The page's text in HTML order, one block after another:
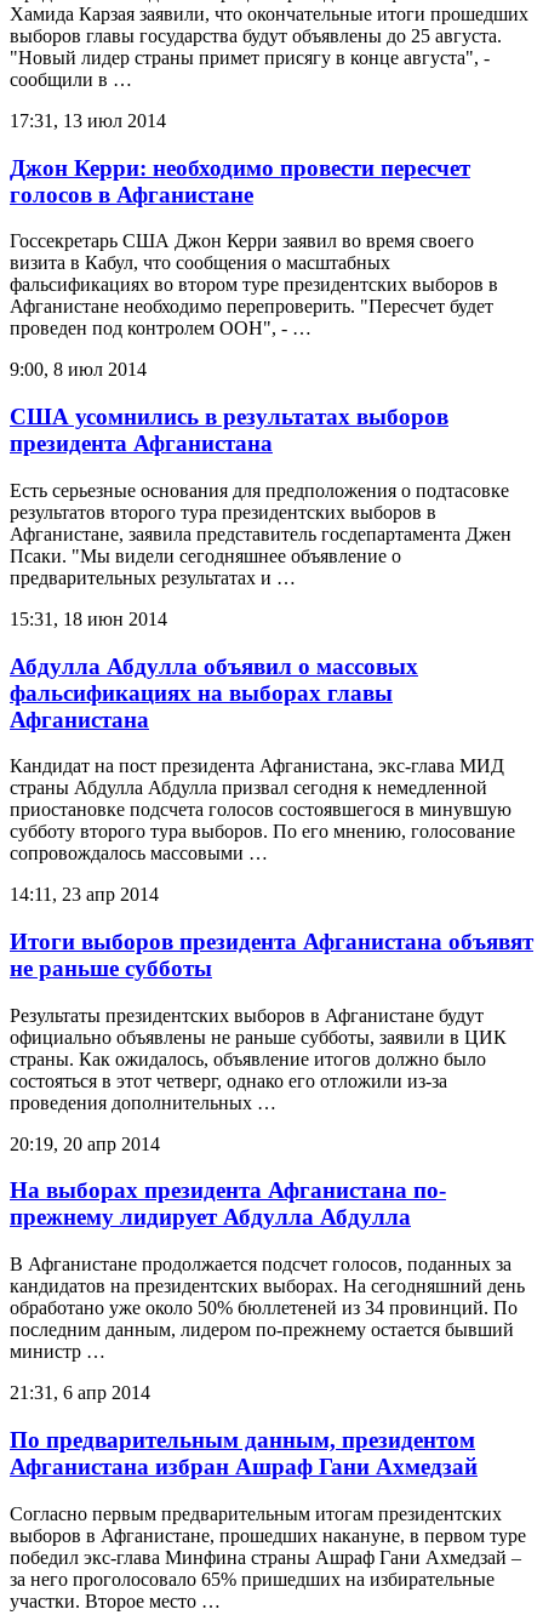
Хамида Карзая заявили, что окончательные итоги прошедших
выборов главы государства будут объявлены до 25 августа.
"Новый лидер страны примет присягу в конце августа", -
сообщили в …
17:31, 13 июл 2014
Джон Керри: необходимо провести пересчет
голосов в Афганистане
Госсекретарь США Джон Керри заявил во время своего
визита в Кабул, что сообщения о масштабных
фальсификациях во втором туре президентских выборов в
Афганистане необходимо перепроверить. "Пересчет будет
проведен под контролем ООН", - …
9:00, 8 июл 2014
США усомнились в результатах выборов
президента Афганистана
Есть серьезные основания для предположения о подтасовке
результатов второго тура президентских выборов в
Афганистане, заявила представитель госдепартамента Джен
Псаки. "Мы видели сегодняшнее объявление о
предварительных результатах и …
15:31, 18 июн 2014
Абдулла Абдулла объявил о массовых
фальсификациях на выборах главы
Афганистана
Кандидат на пост президента Афганистана, экс-глава МИД
страны Абдулла Абдулла призвал сегодня к немедленной
приостановке подсчета голосов состоявшегося в минувшую
субботу второго тура выборов. По его мнению, голосование
сопровождалось массовыми …
14:11, 23 апр 2014
Итоги выборов президента Афганистана объявят
не раньше субботы
Результаты президентских выборов в Афганистане будут
официально объявлены не раньше субботы, заявили в ЦИК
страны. Как ожидалось, объявление итогов должно было
состояться в этот четверг, однако его отложили из-за
проведения дополнительных …
20:19, 20 апр 2014
На выборах президента Афганистана по-
прежнему лидирует Абдулла Абдулла
В Афганистане продолжается подсчет голосов, поданных за
кандидатов на президентских выборах. На сегодняшний день
обработано уже около 50% бюллетеней из 34 провинций. По
последним данным, лидером по-прежнему остается бывший
министр …
21:31, 6 апр 2014
По предварительным данным, президентом
Афганистана избран Ашраф Гани Ахмедзай
Согласно первым предварительным итогам президентских
выборов в Афганистане, прошедших накануне, в первом туре
победил экс-глава Минфина страны Ашраф Гани Ахмедзай –
за него проголосовало 65% пришедших на избирательные
участки. Второе место …